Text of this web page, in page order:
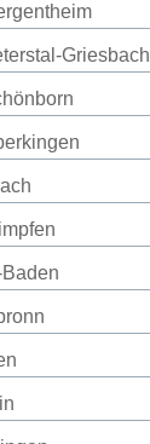
Griesbach